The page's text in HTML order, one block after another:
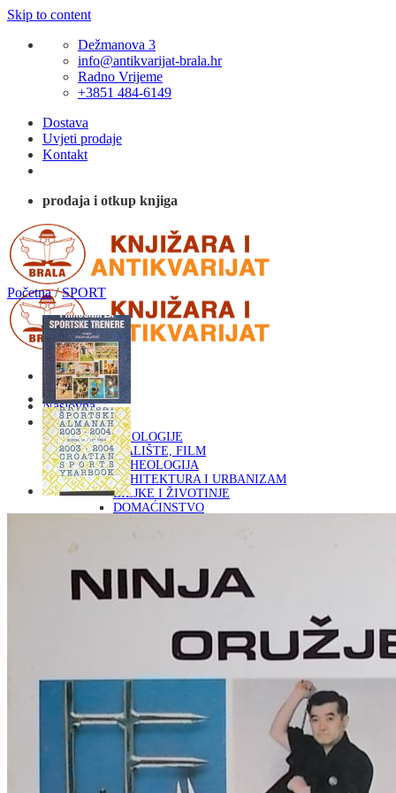
Skip to content
Dežmanova 3
info@antikvarijat-brala.hr
Radno Vrijeme
+3851 484-6149
Dostava
Uvjeti prodaje
Kontakt
prodaja i otkup knjiga
Naslovna
KNJIGE
OD ARHEOLOGIJE
DO KAZALIŠTE, FILM
ARHEOLOGIJA
ARHITEKTURA I URBANIZAM
BILJKE I ŽIVOTINJE
DOMAĆINSTVO
FOTOGRAFIJA
GLAZBENA UMJETNOST
KAZALIŠTE, FILM
KNJIŽEVNOST
LIKOVNA UMJETNOST
LJEKOVITO BILJE I ZDRAVLJE
MITOLOGIJA
POVIJEST I PUBLICISTIKA
PRIRODNE ZNANOSTI
PSIHOLOGIJA, POPULARNA PSIHOLOGIJA,
ALTERNATIVA
RAZNO
RELIGIJA
OD RJEČNIKA
Početna / SPORT